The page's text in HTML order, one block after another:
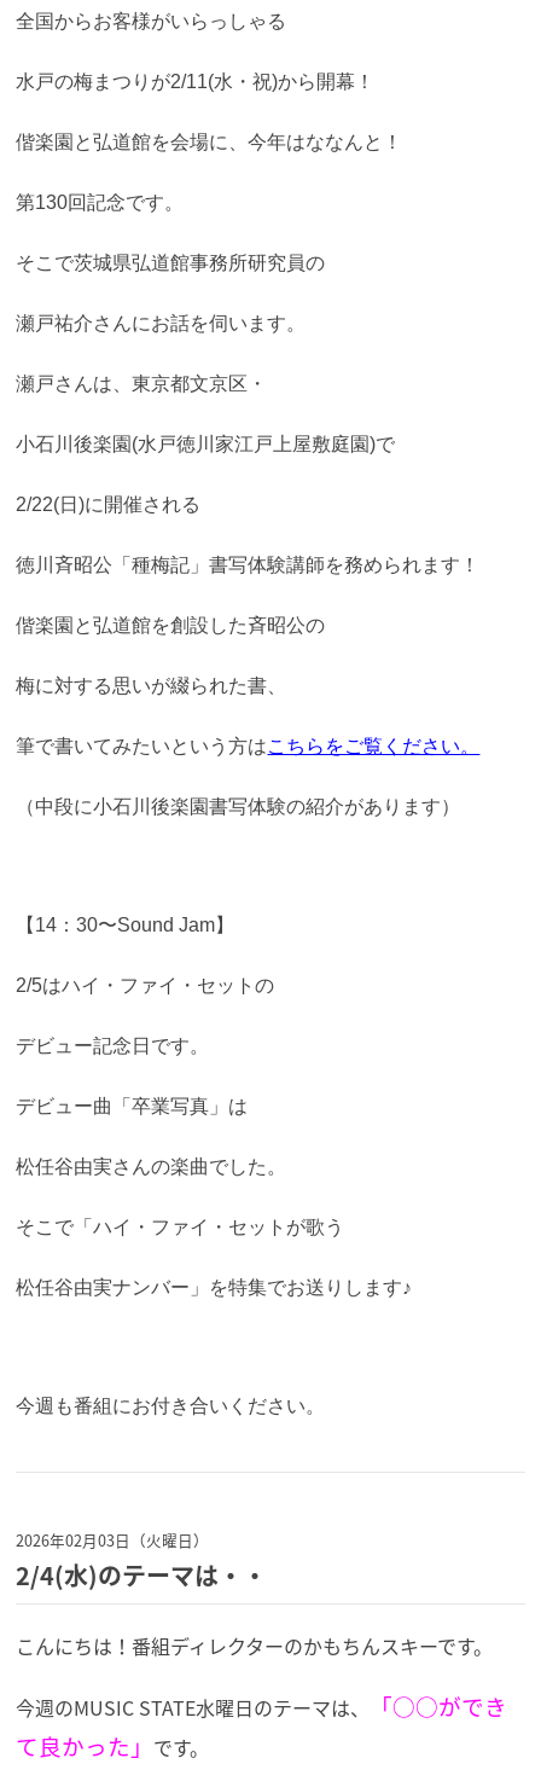
全国からお客様がいらっしゃる
水戸の梅まつりが2/11(水・祝)から開幕！
偕楽園と弘道館を会場に、今年はななんと！
第130回記念です。
そこで茨城県弘道館事務所研究員の
瀬戸祐介さんにお話を伺います。
瀬戸さんは、東京都文京区・
小石川後楽園(水戸徳川家江戸上屋敷庭園)で
2/22(日)に開催される
徳川斉昭公「種梅記」書写体験講師を務められます！
偕楽園と弘道館を創設した斉昭公の
梅に対する思いが綴られた書、
筆で書いてみたいという方はこちらをご覧ください。
（中段に小石川後楽園書写体験の紹介があります）
【14：30〜Sound Jam】
2/5はハイ・ファイ・セットの
デビュー記念日です。
デビュー曲「卒業写真」は
松任谷由実さんの楽曲でした。
そこで「ハイ・ファイ・セットが歌う
松任谷由実ナンバー」を特集でお送りします♪
今週も番組にお付き合いください。
2026年02月03日（火曜日）
2/4(水)のテーマは・・
こんにちは！番組ディレクターのかもちんスキーです。
今週のMUSIC STATE水曜日のテーマは、
「○○ができ
て良かった」 です。